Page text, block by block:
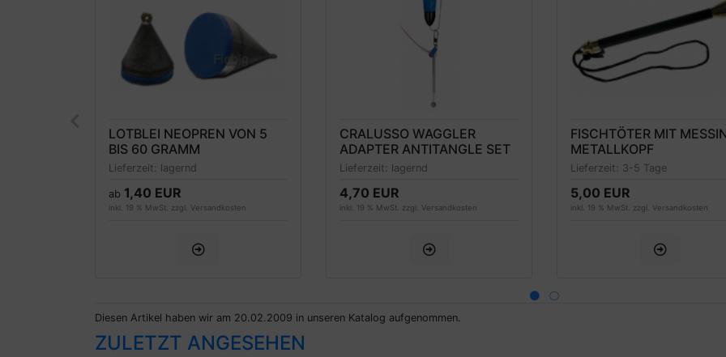
LOTBLEI NEOPREN VON 5
BIS 60 GRAMM
Lieferzeit: lagernd
ab 1,40 EUR
inkl. 19 % MwSt. zzgl. Versandkosten
CRALUSSO WAGGLER
ADAPTER ANTITANGLE SET
3 STÜCK
Lieferzeit: lagernd
4,70 EUR
inkl. 19 % MwSt. zzgl. Versandkosten
FISCHTÖTER MIT
METALLKOPF
Lieferzeit: 3-5 Tage
5,00 EUR
inkl. 19 % MwSt. zzgl. Versandkosten
Diesen Artikel haben wir am 20.02.2009 in unseren Katalog aufgenommen.
ZULETZT ANGESEHEN